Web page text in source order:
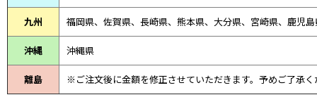
九州 福岡県、佐賀県、長崎県、熊本県、大分県、宮崎県、鹿児
沖縄 沖縄県
離島 ※ご注文後に金額を修正させていただきます。予めご了承く